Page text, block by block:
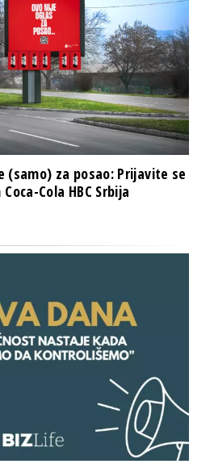
(samo) za posao: Prijavite se
Cola HBC Srbija